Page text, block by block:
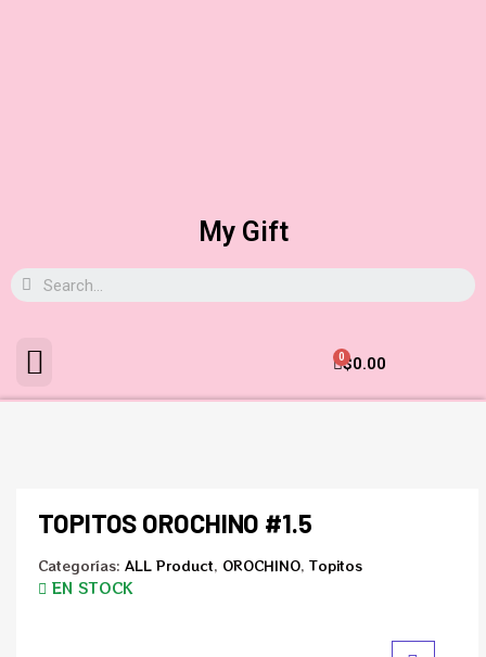
My Gift
$0.00
0
TOPITOS OROCHINO #1.5
Categorías: ALL Product, OROCHINO, Topitos
EN STOCK